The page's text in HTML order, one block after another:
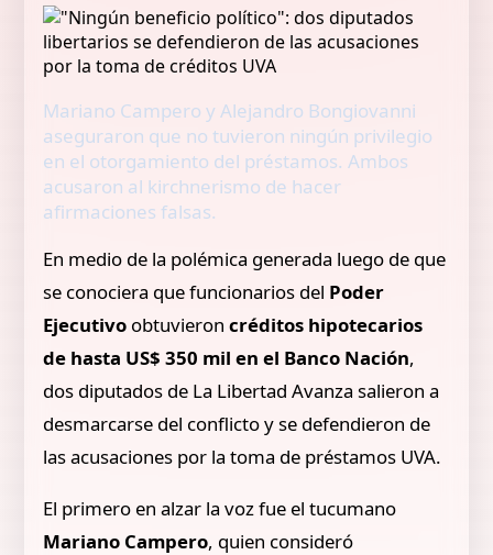
Mariano Campero y Alejandro Bongiovanni
aseguraron que no tuvieron ningún privilegio
en el otorgamiento del préstamos. Ambos
acusaron al kirchnerismo de hacer
afirmaciones falsas.
En medio de la polémica generada luego de que
se conociera que funcionarios del Poder
Ejecutivo obtuvieroncréditos hipotecarios
de hasta US$ 350 mil en el Banco Nación,
dos diputados de La Libertad Avanza salieron a
desmarcarse del conflicto y se defendieron de
las acusaciones por la toma de préstamos UVA.
El primero en alzar la voz fue el tucumano
Mariano Campero, quien consideró